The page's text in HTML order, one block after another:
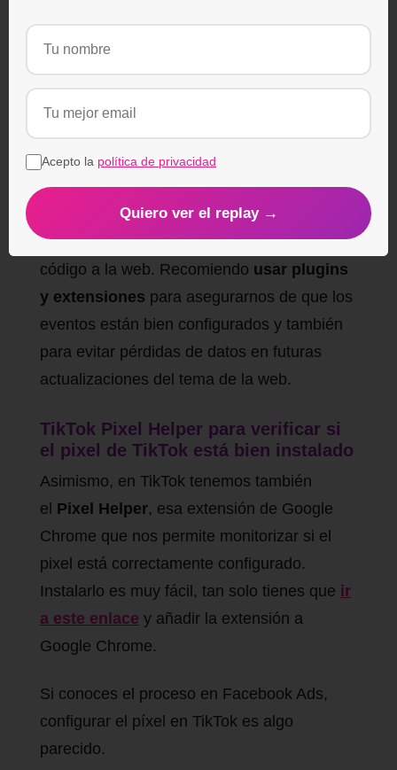
inclusoinstalar el pixel de TikTokpara que
TikTok analice lo que hacen los usuarios en
una web y pueda no solo optimizar las
campañas a la perfección, sino darnos datos
sobre los resultados de las campañas.
Instalar el pixel de TikTok es parecido a
instalar el pixel de Facebook Ads,
simplemente hay que añadir un trocito de
código a la web. Recomiendo usar plugins
y extensiones para asegurarnos de que los
eventos están bien configurados y también
para evitar pérdidas de datos en futuras
actualizaciones del tema de la web.
TikTok Pixel Helper para verificar si
el pixel de TikTok está bien instalado
Asimismo, en TikTok tenemos también
el Pixel Helper, esa extensión de Google
Chrome que nos permite monitorizar si el
pixel está correctamente configurado.
Instalarlo es muy fácil, tan solo tienes que ir
a este enlace y añadir la extensión a
Google Chrome.
Si conoces el proceso en Facebook Ads,
configurar el píxel en TikTok es algo
parecido.
Acepto la política de privacidad
Quiero ver el replay →